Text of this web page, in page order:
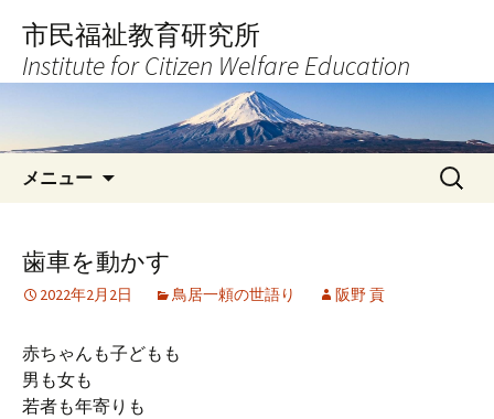
へ
キ
市民福祉教育研究所
Institute for Citizen Welfare Education
メニュー
検
索:
歯車を動かす
2022年2月2日 鳥居一頼の世語り 阪野 貢
赤ちゃんも子どもも
男も女も
若者も年寄りも